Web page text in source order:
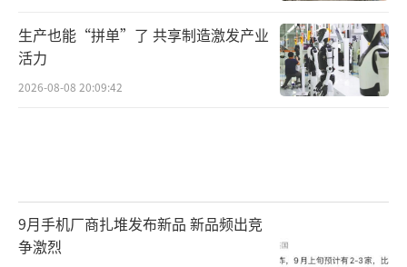
生产也能“拼单”了 共享制造激发产业
活力
2026-08-08 20:09:42
9月手机厂商扎堆发布新品 新品频出竞
争激烈